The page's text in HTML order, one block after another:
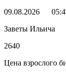
09.08.2026
Заветы Ильича
2640
Цена взрослого